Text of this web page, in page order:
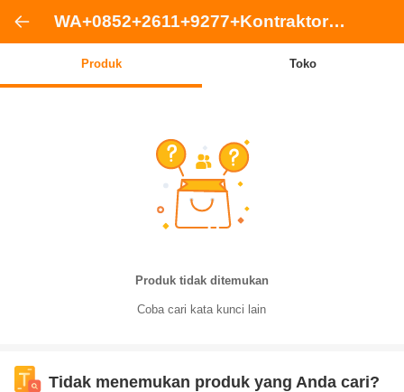
WA+0852+2611+9277+Kontraktor+Pasang+Wall+Molding+Kamar+Murah+Medan+Satria+Kota+Bekasi
Produk Toko
Produk tidak ditemukan
Coba cari kata kunci lain
Tidak menemukan produk yang Anda cari?